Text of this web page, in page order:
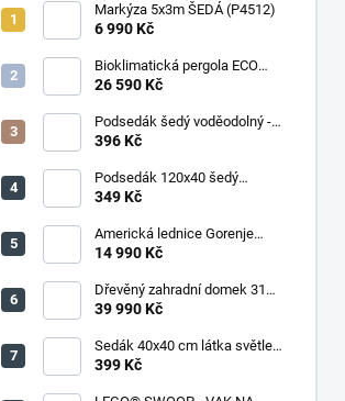
Markýza 5x3m ŠEDÁ (P4512)
6 990 Kč
Bioklimatická pergola ECO
4x3 m, ocel - volně stojící
26 590 Kč
Podsedák šedý voděodolný -
set 4ks
396 Kč
Podsedák 120x40 šedý
voděodolný
349 Kč
Americká lednice Gorenje
NRR9185DAXL
14 990 Kč
Dřevěný zahradní domek 316
(290 x 318 x 221 cm)
39 990 Kč
Sedák 40x40 cm látka světle
zelený melír - set 4 kusy
399 Kč